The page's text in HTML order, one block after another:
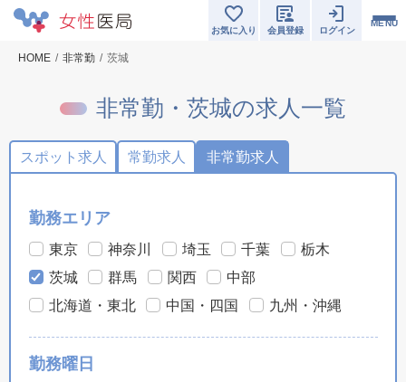
MENU
お気に入り 会員登録 ログイン
HOME 非常勤 茨城
非常勤・茨城の求人一覧
スポット求人 常勤求人 非常勤求人
勤務エリア
東京 神奈川 埼玉 千葉
栃木
茨城
群馬 関西
中部
北海道・東北
中国・四国 九州・沖縄
勤務曜日